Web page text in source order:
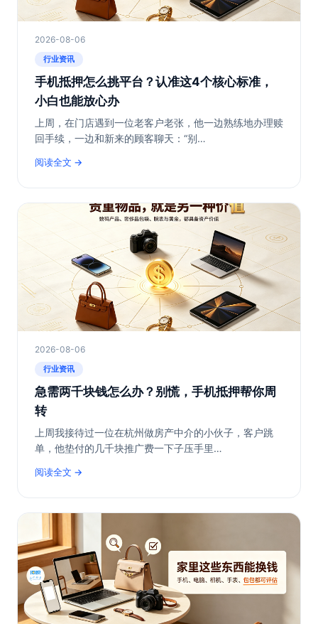
2026-08-06
行业资讯
手机抵押怎么挑平台？认准这4个核心标准，
小白也能放心办
上周，在门店遇到一位老客户老张，他一边熟练地办理赎
回手续，一边和新来的顾客聊天：“别…
阅读全文
2026-08-06
行业资讯
急需两千块钱怎么办？别慌，手机抵押帮你周
转
上周我接待过一位在杭州做房产中介的小伙子，客户跳
单，他垫付的几千块推广费一下子压手里…
阅读全文